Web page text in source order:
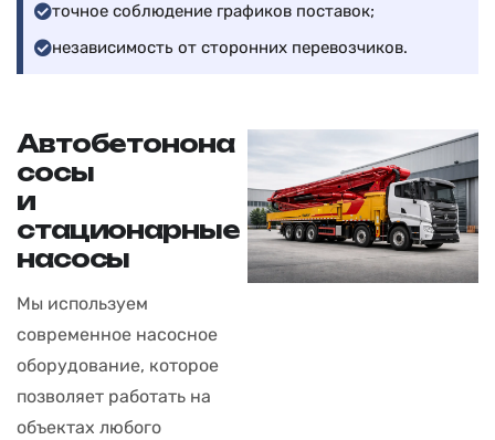
точное соблюдение графиков поставок;
независимость от сторонних перевозчиков.
Автобетонона
сосы
и
стационарные
насосы
Мы используем
современное насосное
оборудование, которое
позволяет работать на
объектах любого